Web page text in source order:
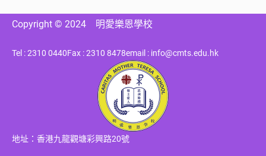
Copyright © 2024 明愛樂恩學校
Tel : 2310 0440Fax : 2310 8478email : info@cmts.edu.hk
地址：香港九龍觀塘彩興路20號